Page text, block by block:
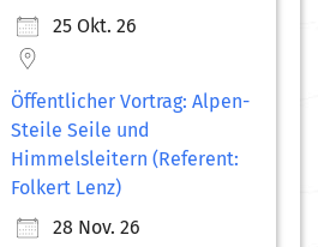
25 Okt. 26
Öffentlicher Vortrag: Alpen-
Steile Seile und
Himmelsleitern (Referent:
Folkert Lenz)
28 Nov. 26